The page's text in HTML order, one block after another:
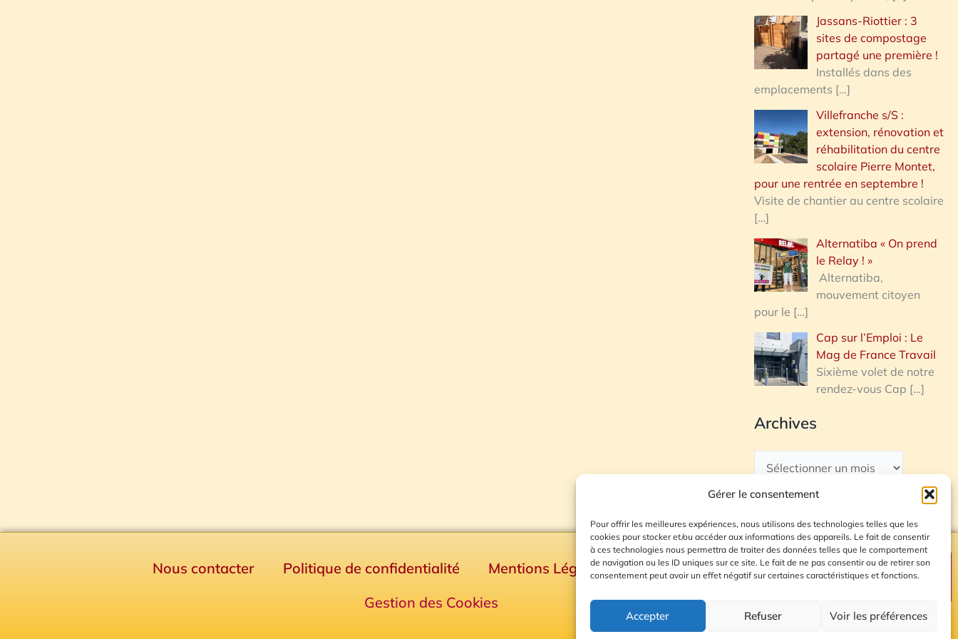
Gérer le consentement
Pour offrir les meilleures expériences, nous utilisons des technologies telles que les
cookies pour stocker et/ou accéder aux informations des appareils. Le fait de consentir
à ces technologies nous permettra de traiter des données telles que le comportement
de navigation ou les ID uniques sur ce site. Le fait de ne pas consentir ou de retirer son
consentement peut avoir un effet négatif sur certaines caractéristiques et fonctions.
Accepter Refuser Voir les préférences
Jassans-Riottier : 3
sites de compostage
partagé une première !
Installés dans des
emplacements […]
Villefranche s/S :
extension, rénovation et
réhabilitation du centre
scolaire Pierre Montet,
pour une rentrée en septembre !
Visite de chantier au centre scolaire
[…]
Alternatiba « On prend
le Relay ! »
Alternatiba,
mouvement citoyen
pour le […]
Cap sur l’Emploi : Le
Mag de France Travail
Sixième volet de notre
rendez-vous Cap […]
Archives
Nous contacter Politique de confidentialité Mentions Légales
Plan du site
Gestion des Cookies